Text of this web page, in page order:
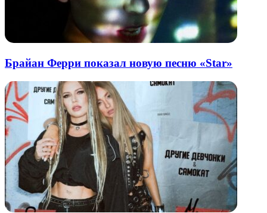
Брайан Ферри показал новую песню «Star»